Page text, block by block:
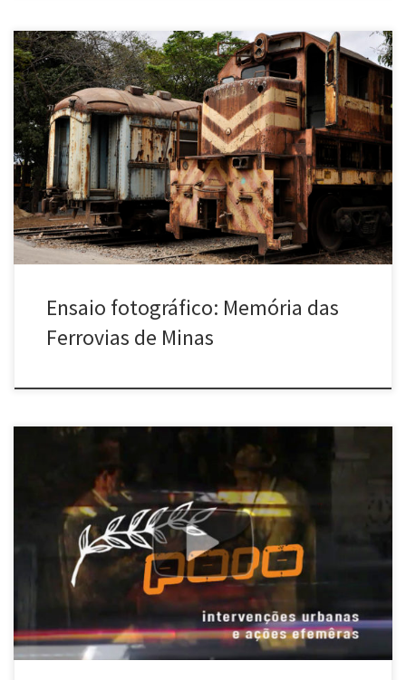
Este ensaio fotográfico do Poro propõe um olhar afetivo sobre a
memória dos trens e linhas de ferro de Minas Gerais. As imagens
foram realizadas durante viagens de trem, percursos margeando
as linhas férreas e uma impressionante incursão em um cemitério
de trens. O ensaio foi feito especialmente para o […]
Ensaio fotográfico: Memória das
Ferrovias de Minas
Este documentário aborda as principais intervenções urbanas
realizadas entre 2002 e 2009 pelo Poro. Além das imagens e
registros, boa conversa sobre arte no espaço público e questões
tangentes. Produzido pela Rede Jovem de Cidadania em
parceria com o Poro. Realização: Associação Imagem Comunitária.
Estimulamos todos a baixar o vídeo, […]